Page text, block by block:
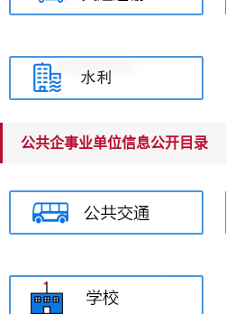
公共企事业单位信息公开目录